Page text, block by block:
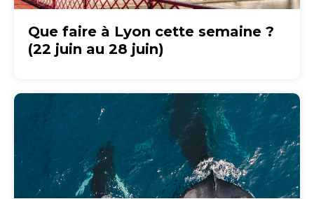
Que faire à Lyon cette semaine ?
(22 juin au 28 juin)